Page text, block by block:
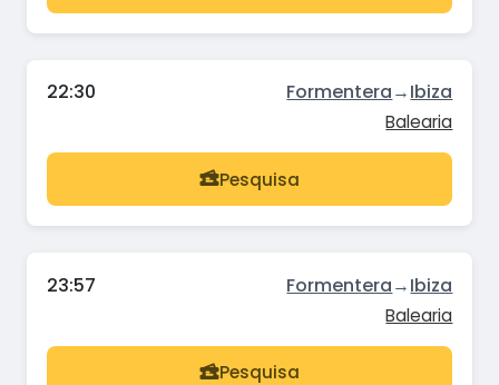
22:30 Formentera→Ibiza
Balearia
Pesquisa
23:57 Formentera→Ibiza
Balearia
Pesquisa